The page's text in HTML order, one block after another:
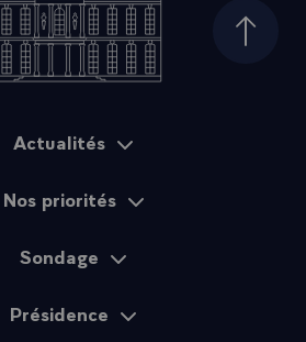
Haut
Actualités
Nos priorités
Sondage
Présidence